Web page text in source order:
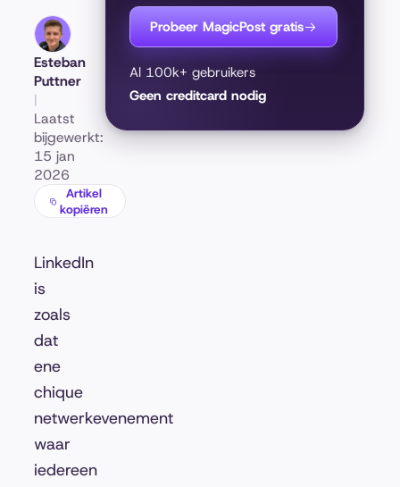
Esteban
Puttner
|
Laatst
bijgewerkt:
15 jan
2026
Artikel
kopiëren
LinkedIn
is
zoals
dat
ene
chique
netwerkevenement
waar
iedereen
Probeer MagicPost gratis
Al 100k+ gebruikers
Geen creditcard nodig